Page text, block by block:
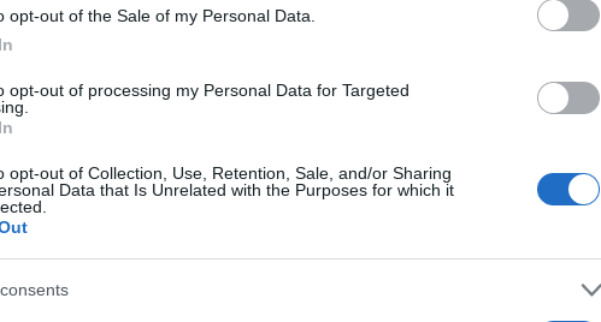
opt-out of the Sale of my Personal Data.
opt-out of processing my Personal Data for Targeted
opt-out of Collection, Use, Retention, Sale, and/or Sharing
Data that Is Unrelated with the Purposes for which it
κατά του συλλογικού συστήματος δράσης και
και της κοινωνίας των πολιτών», αναφέρει η Διεθνής
δικαιωμάτων στον κόσμο και καλεί τα κράτη να
των ανθρωπίνων δικαιωμάτων τάξης πραγμάτων σε
για Πύλο, Τέμπη και ανθρώπινα δικαιώματα